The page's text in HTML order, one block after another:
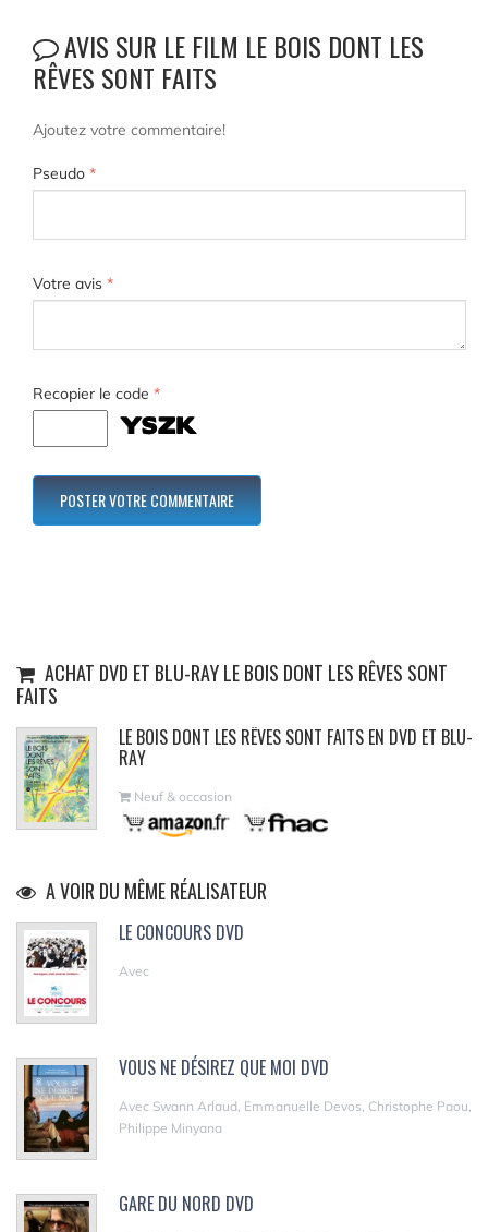
AVIS SUR LE FILM LE BOIS DONT LES
RÊVES SONT FAITS
Ajoutez votre commentaire!
Pseudo *
Votre avis *
Recopier le code *
ACHAT DVD ET BLU-RAY LE BOIS DONT LES RÊVES SONT
FAITS
LE BOIS DONT LES RÊVES SONT FAITS EN DVD ET BLU-
RAY
Neuf & occasion
A VOIR DU MÊME RÉALISATEUR
LE CONCOURS DVD
Avec
VOUS NE DÉSIREZ QUE MOI DVD
Avec Swann Arlaud, Emmanuelle Devos, Christophe Paou,
Philippe Minyana
GARE DU NORD DVD